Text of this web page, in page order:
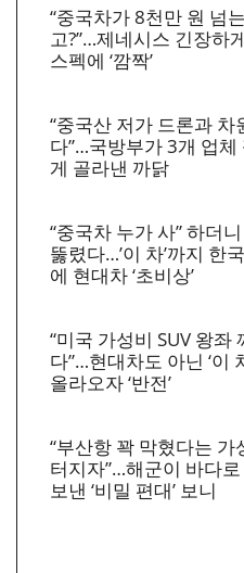
“중국차가 8천만 원 넘
고?”…제네시스 긴장하
스펙에 ‘깜짝’
“중국산 저가 드론과 차
다”…국방부가 3개 업체
게 골라낸 까닭
“중국차 누가 사” 하더
뚫렸다…’이 차’까지 한
에 현대차 ‘초비상’
“미국 가성비 SUV 왕좌
다”…현대차도 아닌 ‘이
올라오자 ‘반전’
“부산항 꽉 막혔다는 가
터지자”…해군이 바다로
보낸 ‘비밀 편대’ 보니